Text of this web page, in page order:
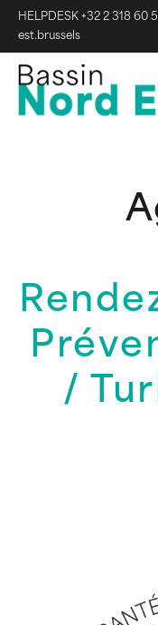
HELPDESK +32 2 318 60
est.brussels
/